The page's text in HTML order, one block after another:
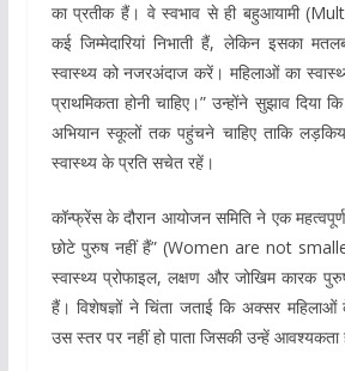
का प्रतीक हैं। वे स्वभाव से ही बहुआयामी
कई जिम्मेदारियां निभाती हैं, लेकिन इसका
स्वास्थ्य को नजरअंदाज करें। महिलाओं का
प्राथमिकता होनी चाहिए।” उन्होंने सुझाव
अभियान स्कूलों तक पहुंचने चाहिए ताकि
स्वास्थ्य के प्रति सचेत रहें।
कॉन्फ्रेंस के दौरान आयोजन समिति ने एक
छोटे पुरुष नहीं हैं” (Women are not
स्वास्थ्य प्रोफाइल, लक्षण और जोखिम कारक
हैं। विशेषज्ञों ने चिंता जताई कि अक्सर महिलाओं
उस स्तर पर नहीं हो पाता जिसकी उन्हें आवश्यकता